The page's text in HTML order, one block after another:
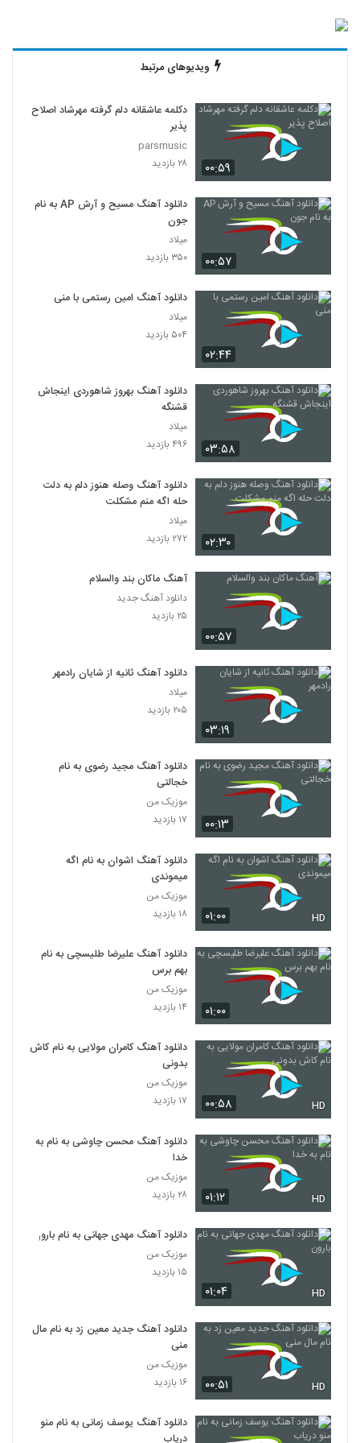
ویدیوهای مرتبط
۰۰:۵۹
دکلمه عاشقانه دلم گرفته مهرشاد اصلاح
پذیر
parsmusic
۲۸ بازدید
۰۰:۵۷
دانلود آهنگ مسیح و آرش AP به نام
جون
میلاد
۳۵۰ بازدید
۰۲:۴۴
دانلود آهنگ امین رستمی با منی
میلاد
۵۰۴ بازدید
۰۳:۵۸
دانلود آهنگ بهروز شاهوردی اینجاش
قشنگه
میلاد
۴۹۶ بازدید
۰۲:۳۰
دانلود آهنگ وصله هنوز دلم به دلت
حله اگه منم مشکلت
میلاد
۲۷۲ بازدید
۰۰:۵۷
آهنگ ماکان بند والسلام
دانلود آهنگ جدید
۲۵ بازدید
۰۳:۱۹
دانلود آهنگ ثانیه از شایان رادمهر
میلاد
۲۰۵ بازدید
۰۰:۱۳
دانلود آهنگ مجید رضوی به نام
خجالتی
موزیک من
۱۷ بازدید
۰۱:۰۰ HD
دانلود آهنگ اشوان به نام اگه
میموندی
موزیک من
۱۸ بازدید
۰۱:۰۰
دانلود آهنگ علیرضا طلیسچی به نام
بهم برس
موزیک من
۱۴ بازدید
۰۰:۵۸ HD
دانلود آهنگ کامران مولایی به نام کاش
بدونی
موزیک من
۱۷ بازدید
۰۱:۱۲ HD
دانلود آهنگ محسن چاوشی به نام به
خدا
موزیک من
۲۸ بازدید
۰۱:۰۴ HD
دانلود آهنگ مهدی جهانی به نام بارون
موزیک من
۱۵ بازدید
۰۰:۵۱ HD
دانلود آهنگ جدید معین زد به نام مال
منی
موزیک من
۱۶ بازدید
دانلود آهنگ یوسف زمانی به نام منو
دریاب